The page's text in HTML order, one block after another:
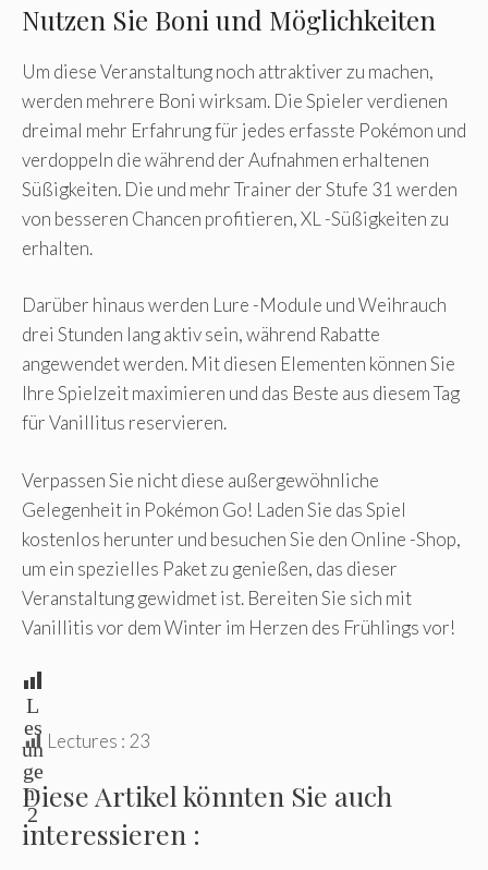
Nutzen Sie Boni und Möglichkeiten
Um diese Veranstaltung noch attraktiver zu machen,
werden mehrere Boni wirksam. Die Spieler verdienen
dreimal mehr Erfahrung für jedes erfasste Pokémon und
verdoppeln die während der Aufnahmen erhaltenen
Süßigkeiten. Die und mehr Trainer der Stufe 31 werden
von besseren Chancen profitieren, XL -Süßigkeiten zu
erhalten.
Darüber hinaus werden Lure -Module und Weihrauch
drei Stunden lang aktiv sein, während Rabatte
angewendet werden. Mit diesen Elementen können Sie
Ihre Spielzeit maximieren und das Beste aus diesem Tag
für Vanillitus reservieren.
Verpassen Sie nicht diese außergewöhnliche
Gelegenheit in Pokémon Go! Laden Sie das Spiel
kostenlos herunter und besuchen Sie den Online -Shop,
um ein spezielles Paket zu genießen, das dieser
Veranstaltung gewidmet ist. Bereiten Sie sich mit
Vanillitis vor dem Winter im Herzen des Frühlings vor!
L
es
un
ge
n:
2
Lectures : 23
Diese Artikel könnten Sie auch
interessieren :